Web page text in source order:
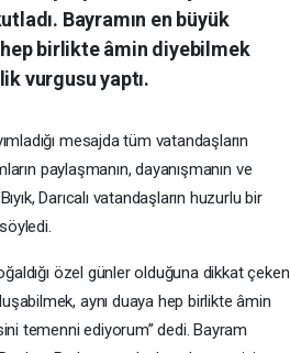
Bayramın en büyük
birlikte âmin diyebilmek
vurgusu yaptı.
mesajda tüm vatandaşların
paylaşmanın, dayanışmanın ve
Darıcalı vatandaşların huzurlu bir
özel günler olduğuna dikkat çeken
aynı duaya hep birlikte âmin
temenni ediyorum” dedi. Bayram